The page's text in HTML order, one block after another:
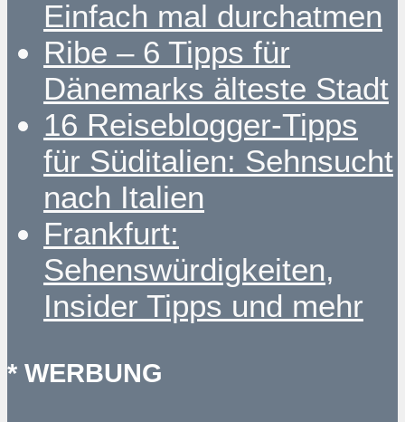
Einfach mal durchatmen
Ribe – 6 Tipps für
Dänemarks älteste Stadt
16 Reiseblogger-Tipps
für Süditalien: Sehnsucht
nach Italien
Frankfurt:
Sehenswürdigkeiten,
Insider Tipps und mehr
* WERBUNG